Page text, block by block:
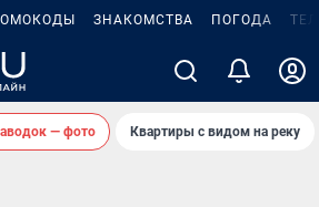
ЗНАКОМСТВА ПОГОДА
— фото Квартиры с видом на реку